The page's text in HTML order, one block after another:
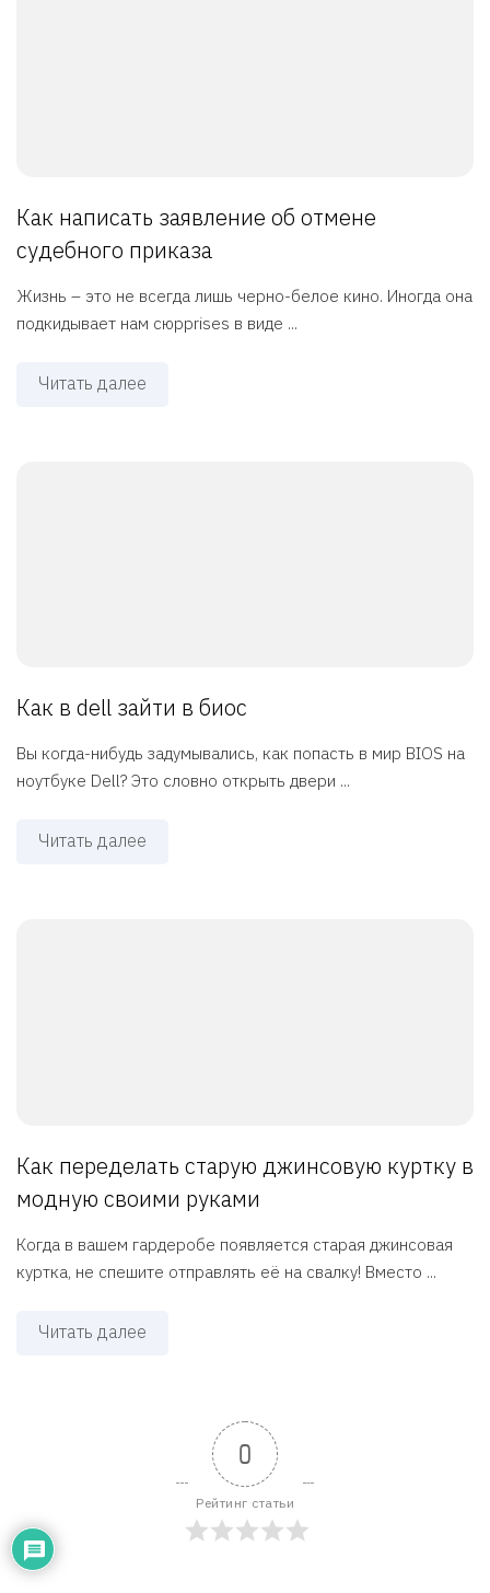
Как написать заявление об отмене
судебного приказа
Жизнь – это не всегда лишь черно-белое кино. Иногда она
подкидывает нам сюрprises в виде ...
Читать далее
Как в dell зайти в биос
Вы когда-нибудь задумывались, как попасть в мир BIOS на
ноутбуке Dell? Это словно открыть двери ...
Читать далее
Как переделать старую джинсовую куртку в
модную своими руками
Когда в вашем гардеробе появляется старая джинсовая
куртка, не спешите отправлять её на свалку! Вместо ...
Читать далее
0
Рейтинг статьи